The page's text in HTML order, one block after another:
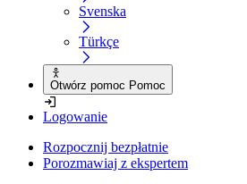
Svenska
Türkçe
Otwórz pomoc Pomoc
Logowanie
Rozpocznij bezpłatnie
Porozmawiaj z ekspertem